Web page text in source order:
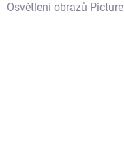
Osvětlení obrazů